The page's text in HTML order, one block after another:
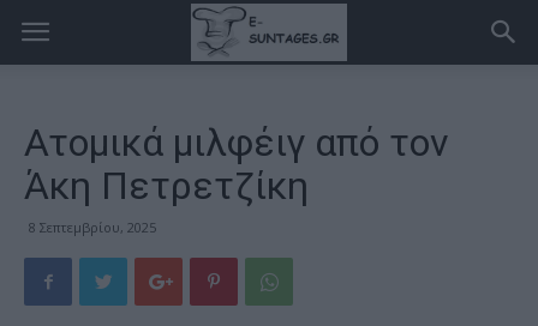
Ατομικά μιλφέιγ από τον
Άκη Πετρετζίκη
8 Σεπτεμβρίου, 2025